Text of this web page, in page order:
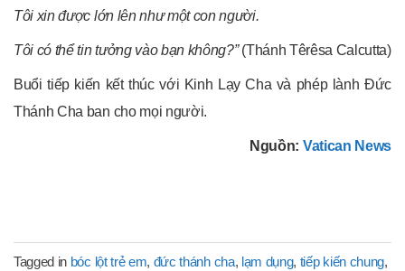
Tôi xin được lớn lên như một con người.
Tôi có thể tin tưởng vào bạn không?”(Thánh Têrêsa Calcutta)
Buổi tiếp kiến kết thúc với Kinh Lạy Cha và phép lành Đức
Thánh Cha ban cho mọi người.
Nguồn: Vatican News
Tagged in bóc lột trẻ em, đức thánh cha, lạm dụng, tiếp kiến chung,